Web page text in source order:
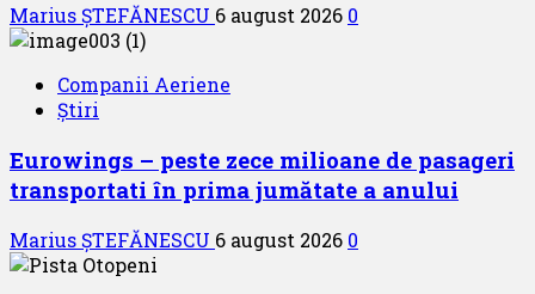
Marius ȘTEFĂNESCU 6 august 2026 0
Companii Aeriene
Știri
Eurowings – peste zece milioane de pasageri
transportati în prima jumătate a anului
Marius ȘTEFĂNESCU 6 august 2026 0